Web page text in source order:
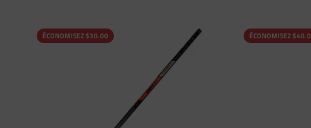
ÉCONOMISEZ $30.00 ÉCONOMISEZ